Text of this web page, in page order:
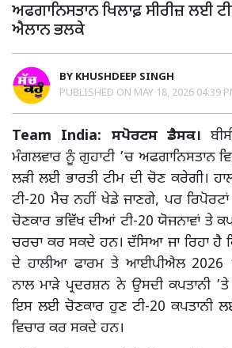
ਅਫਗਾਨਿਸਤਾਨ ਖਿਲਾਫ਼ ਸੀਰੀਜ਼ ਲਈ
ਐਲਾਨ ਭਲਕੇ
BY KHUSHDEEP SINGH
PUBLISHED ON MAY 18, 2026 04:39
Team India: ਸਪੋਰਟਸ ਡੈਸਕ।
ਮੰਗਲਵਾਰ ਨੂੰ ਗੁਹਾਟੀ ’ਚ ਅਫਗਾਨਿਸਤਾਨ
ਲੜੀ ਲਈ ਭਾਰਤੀ ਟੀਮ ਦੀ ਚੋਣ ਕਰੇਗੀ।
ਟੀ-20 ਮੈਚ ਨਹੀਂ ਖੇਡੇ ਜਾਣਗੇ, ਪਰ
ਚੋਣਕਾਰ ਭਵਿੱਖ ਦੀਆਂ ਟੀ-20 ਯੋਜਨਾਵਾਂ ਤੇ
ਚਰਚਾ ਕਰ ਸਕਦੇ ਹਨ। ਦੱਸਿਆ ਜਾ ਰਿਹਾ ਹੈ
ਦੇ ਹਾਲੀਆ ਫਾਰਮ ਤੇ ਆਈਪੀਐਲ
ਨਾਲ ਮਾੜੇ ਪ੍ਰਦਰਸ਼ਨ ਨੇ ਉਸਦੀ ਕਪਤਾਨੀ
ਇਸ ਲਈ ਚੋਣਕਾਰ ਹੁਣ ਟੀ-20 ਕਪਤਾਨੀ
ਵਿਚਾਰ ਕਰ ਸਕਦੇ ਹਨ।